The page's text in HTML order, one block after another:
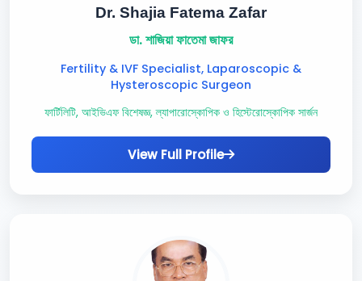
Dr. Shajia Fatema Zafar
ডা. শাজিয়া ফাতেমা জাফর
Fertility & IVF Specialist, Laparoscopic &
Hysteroscopic Surgeon
ফার্টিলিটি, আইভিএফ বিশেষজ্ঞ, ল্যাপারোস্কোপিক ও হিস্টেরোস্কোপিক সার্জন
View Full Profile